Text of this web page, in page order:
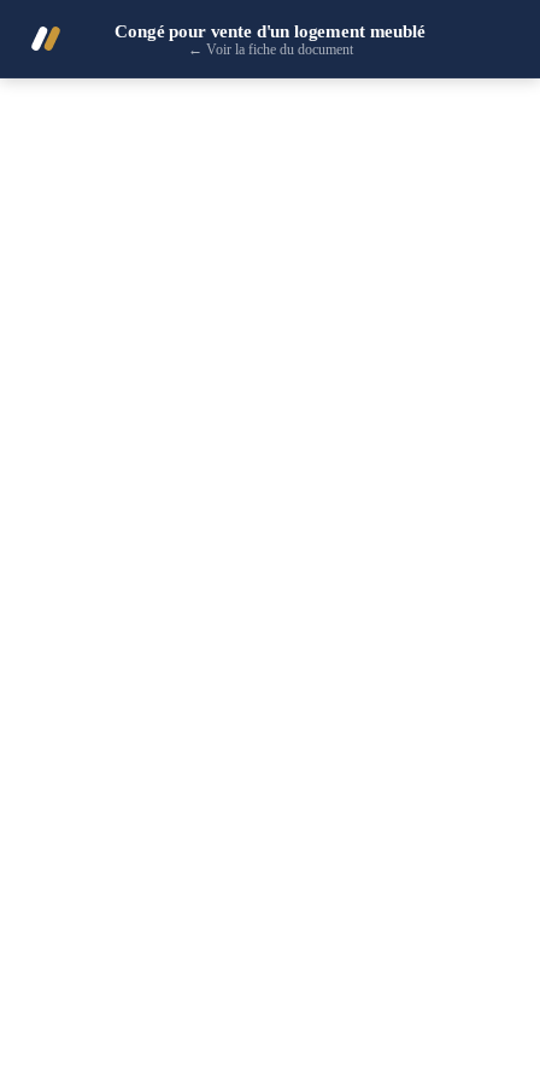
Congé pour vente d'un logement meublé
← Voir la fiche du document